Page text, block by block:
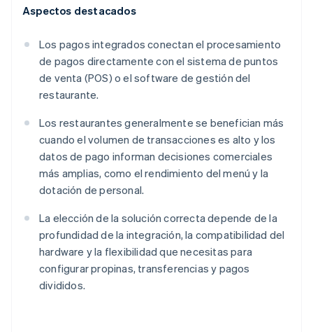
Aspectos destacados
Los pagos integrados conectan el procesamiento
de pagos directamente con el sistema de puntos
de venta (POS) o el software de gestión del
restaurante.
Los restaurantes generalmente se benefician más
cuando el volumen de transacciones es alto y los
datos de pago informan decisiones comerciales
más amplias, como el rendimiento del menú y la
dotación de personal.
La elección de la solución correcta depende de la
profundidad de la integración, la compatibilidad del
hardware y la flexibilidad que necesitas para
configurar propinas, transferencias y pagos
divididos.